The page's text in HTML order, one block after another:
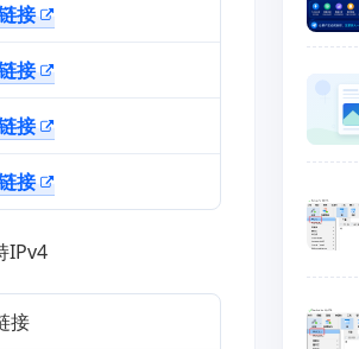
接
接
接
接
IPv4
接